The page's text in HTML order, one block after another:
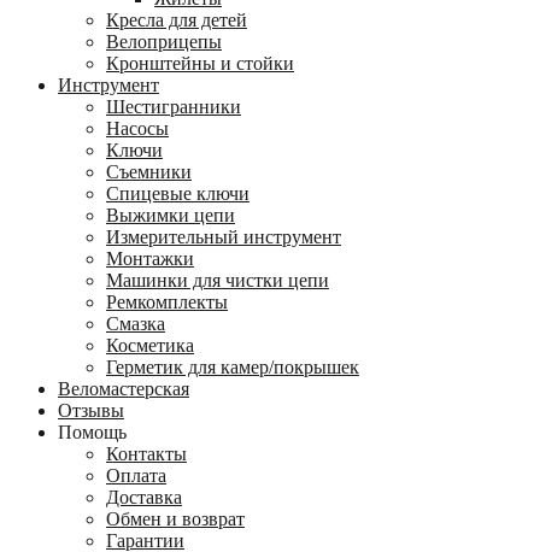
Кресла для детей
Велоприцепы
Кронштейны и стойки
Инструмент
Шестигранники
Насосы
Ключи
Съемники
Спицевые ключи
Выжимки цепи
Измерительный инструмент
Монтажки
Машинки для чистки цепи
Ремкомплекты
Смазка
Косметика
Герметик для камер/покрышек
Веломастерская
Отзывы
Помощь
Контакты
Оплата
Доставка
Обмен и возврат
Гарантии